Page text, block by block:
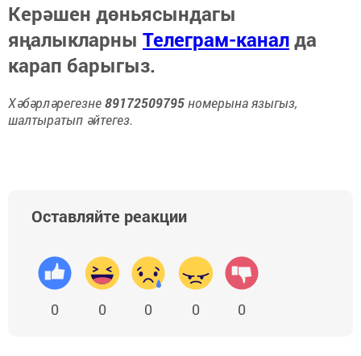
Керәшен дөньясындагы
яңалыкларны Телеграм-каналда
карап барыгыз.
Хәбәрләрегезне89172509795номерына языгыз,
шалтыратып әйтегез.
Оставляйте реакции
0 0 0 0 0